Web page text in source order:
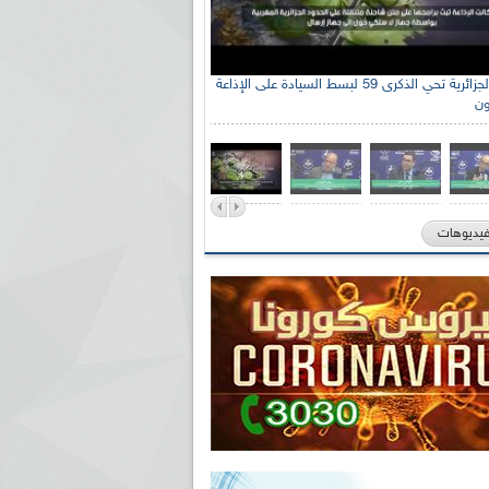
الإذاعة الجزائرية تحي الذكرى 59 لبسط السيادة على الإذاعة